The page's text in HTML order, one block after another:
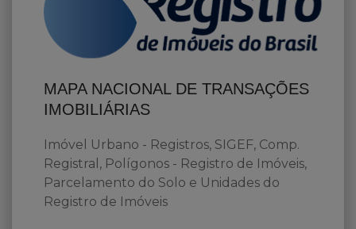
MAPA NACIONAL DE TRANSAÇÕES
IMOBILIÁRIAS
Imóvel Urbano - Registros, SIGEF, Comp.
Registral, Polígonos - Registro de Imóveis,
Parcelamento do Solo e Unidades do
Registro de Imóveis